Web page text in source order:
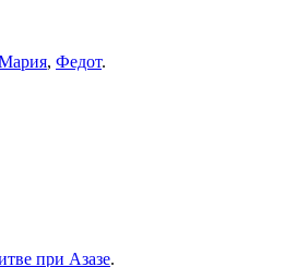
, Федот.
при Азазе.